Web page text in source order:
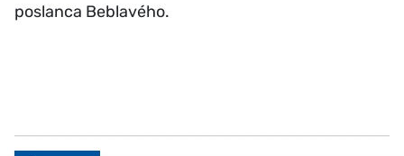
poslanca Beblavého.